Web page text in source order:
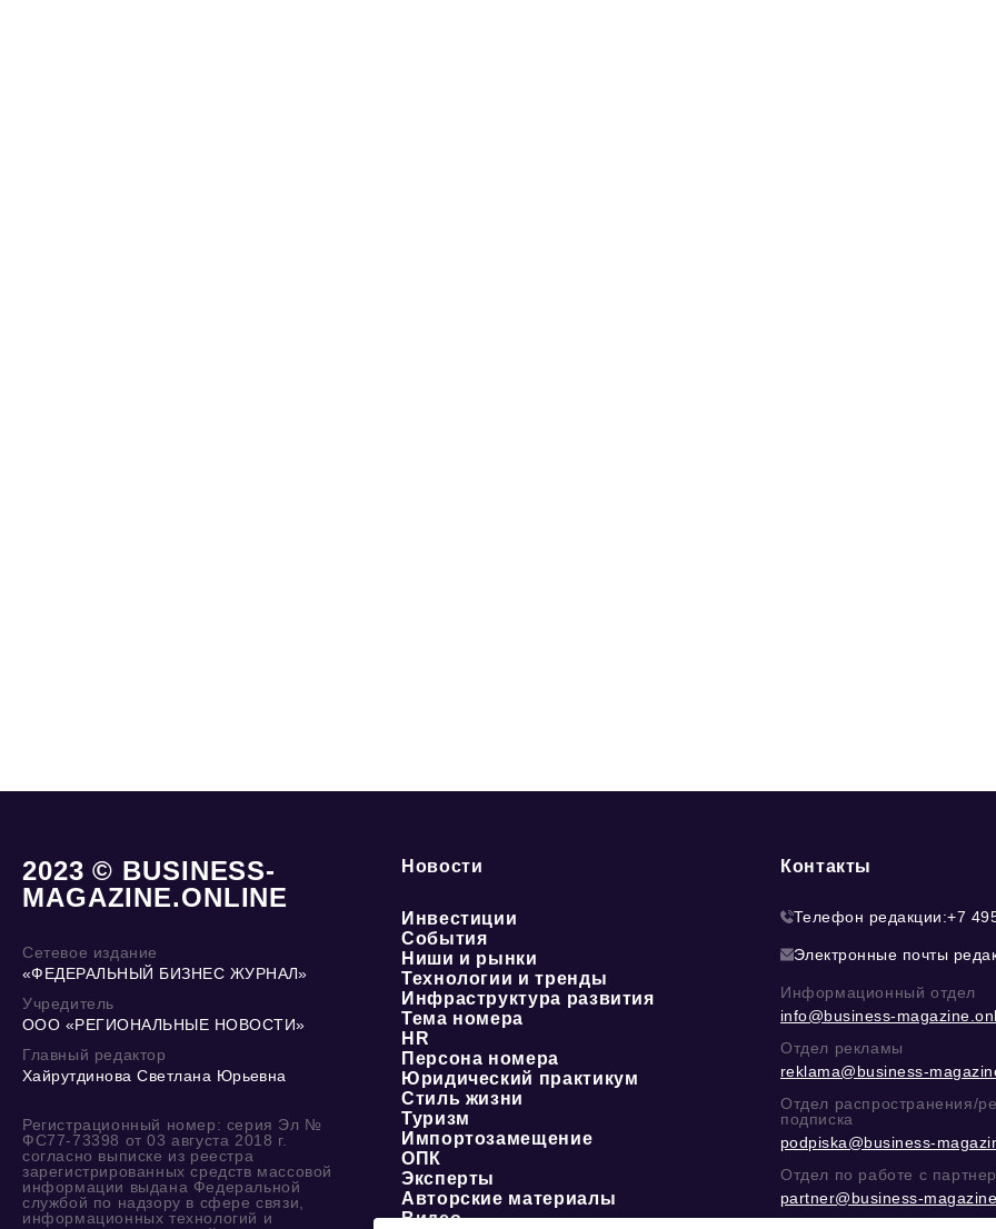
2023 © BUSINESS-
MAGAZINE.ONLINE
Сетевое издание
«ФЕДЕРАЛЬНЫЙ БИЗНЕС ЖУРНАЛ»
Учредитель
ООО «РЕГИОНАЛЬНЫЕ НОВОСТИ»
Главный редактор
Хайрутдинова Светлана Юрьевна
Регистрационный номер: серия Эл №
ФС77-73398 от 03 августа 2018 г.
согласно выписке из реестра
зарегистрированных средств массовой
информации выдана Федеральной
службой по надзору в сфере связи,
информационных технологий и
Новости
Инвестиции
События
Ниши и рынки
Технологии и тренды
Инфраструктура развития
Тема номера
HR
Персона номера
Юридический практикум
Стиль жизни
Туризм
Импортозамещение
ОПК
Эксперты
Авторские материалы
Видео
Контакты
Телефон редакции:+7
Электронные почты
Информационный отдел
info@business-
Отдел рекламы
reklama@business-
Отдел распространения/
подписка
podpiska@business-
Отдел по работе с
partner@business-